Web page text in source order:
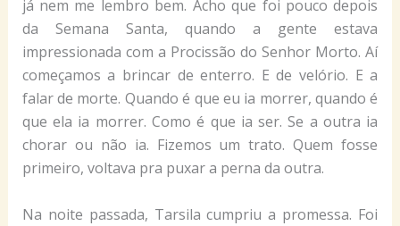
já nem me lembro bem. Acho que foi pouco depois
da Semana Santa, quando a gente estava
impressionada com a Procissão do Senhor Morto. Aí
começamos a brincar de enterro. E de velório. E a
falar de morte. Quando é que eu ia morrer, quando é
que ela ia morrer. Como é que ia ser. Se a outra ia
chorar ou não ia. Fizemos um trato. Quem fosse
primeiro, voltava pra puxar a perna da outra.
Na noite passada, Tarsila cumpriu a promessa. Foi